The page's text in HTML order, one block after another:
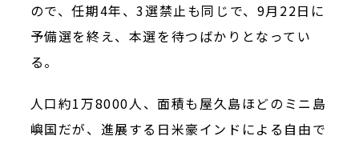
ので、任期4年、3選禁止も同じで、 9月 22日に
予備選を終え、本選を待つばかりとなってい
る。
人口約1万8000人、面積も屋久島ほどのミニ島
嶼国だが、進展する日米豪インドによる自由で